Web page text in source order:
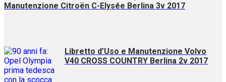
Manutenzione Citroën C-Elysée Berlina 3v 2017
Libretto d’Uso e Manutenzione Volvo
V40 CROSS COUNTRY Berlina 2v 2017